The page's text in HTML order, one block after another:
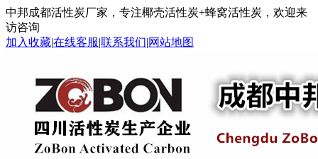
中邦成都活性炭厂家，专注椰壳活性炭+蜂窝活性炭，欢迎来
访咨询
加入收藏|在线客服|联系我们|网站地图